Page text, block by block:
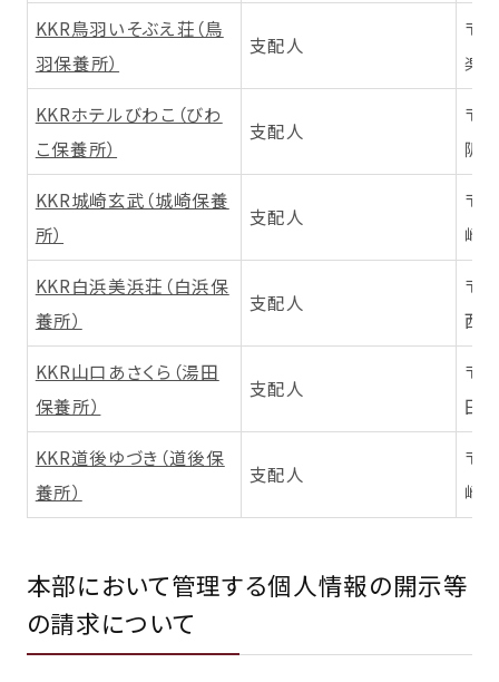
KKR鳥羽いそぶえ荘（鳥
羽保養所）
支配人
〒
楽
KKRホテルびわこ（びわ
こ保養所）
支配人
〒
阪
KKR城崎玄武（城崎保養
所）
支配人
〒
崎
KKR白浜美浜荘（白浜保
養所）
支配人
〒
西
KKR山口あさくら（湯田
保養所）
支配人
〒
田
KKR道後ゆづき（道後保
養所）
支配人
〒
崎
本部において管理する個人情報の開示等
の請求について